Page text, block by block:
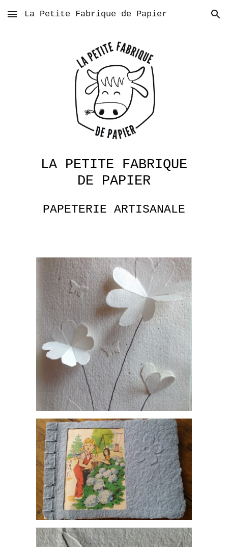
Skip to main content Skip to navigation
La Petite Fabrique de Papier
LA PETITE FABRIQUE
DE PAPIER
PAPETERIE ARTISANALE